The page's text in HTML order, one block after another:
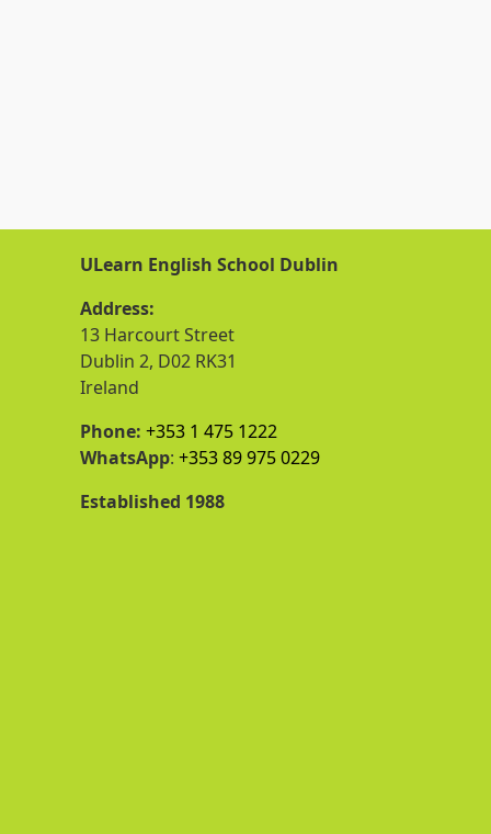
ULearn English School Dublin
Address:
13 Harcourt Street
Dublin 2, D02 RK31
Ireland
Phone: +353 1 475 1222
WhatsApp: +353 89 975 0229
Established 1988